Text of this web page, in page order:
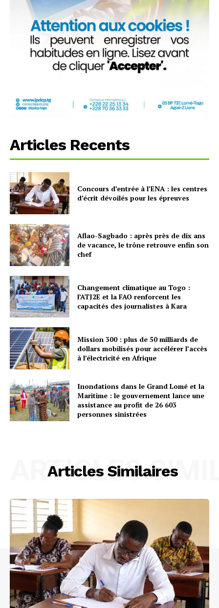
Articles Recents
Concours d’entrée à l’ENA : les centres
d’écrit dévoilés pour les épreuves
Aflao-Sagbado : après près de dix ans
de vacance, le trône retrouve enfin son
chef
Changement climatique au Togo :
l’ATJ2E et la FAO renforcent les
capacités des journalistes à Kara
Mission 300 : plus de 50 milliards de
dollars mobilisés pour accélérer l’accès
à l’électricité en Afrique
Inondations dans le Grand Lomé et la
Maritime : le gouvernement lance une
assistance au profit de 26 603
personnes sinistrées
Articles Similaires
ARTICLES